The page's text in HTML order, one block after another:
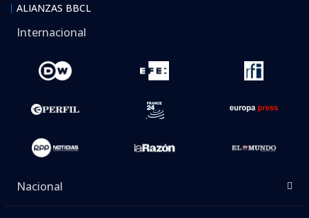
ALIANZAS BBCL
Internacional
Nacional